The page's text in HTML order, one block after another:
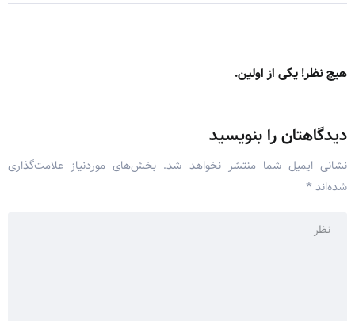
هیچ نظر! یکی از اولین.
دیدگاهتان را بنویسید
نشانی ایمیل شما منتشر نخواهد شد. بخش‌های موردنیاز علامت‌گذاری
شده‌اند *